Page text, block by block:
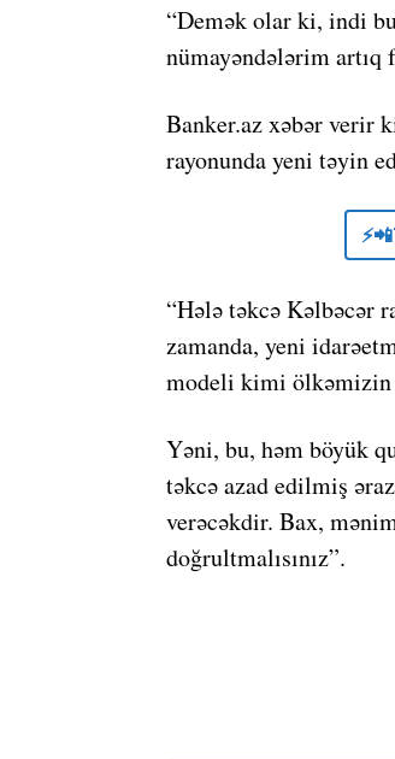
“Demək olar ki, indi
nümayəndələrim artıq
Banker.az xəbər verir
rayonunda yeni təyin
“Hələ təkcə Kəlbəcər
zamanda, yeni
modeli kimi ölkəmizin
Yəni, bu, həm böyük
təkcə azad edilmiş
verəcəkdir. Bax,
doğrultmalısınız”.